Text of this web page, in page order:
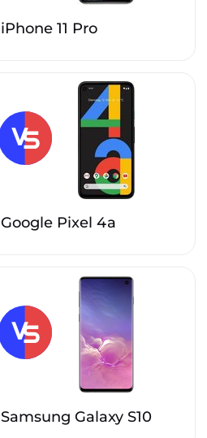
iPhone 11 Pro
Google Pixel 4a
Samsung Galaxy S10